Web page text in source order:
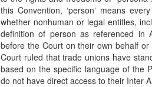
this Convention, ʻpersonʼ means
whether nonhuman or legal entitles,
definition of person as referenced in
before the Court on their own behalf
Court ruled that trade unions have
based on the specific language of the
do not have direct access to their Inter-